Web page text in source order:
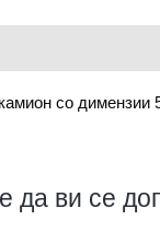
со димензии
да ви се